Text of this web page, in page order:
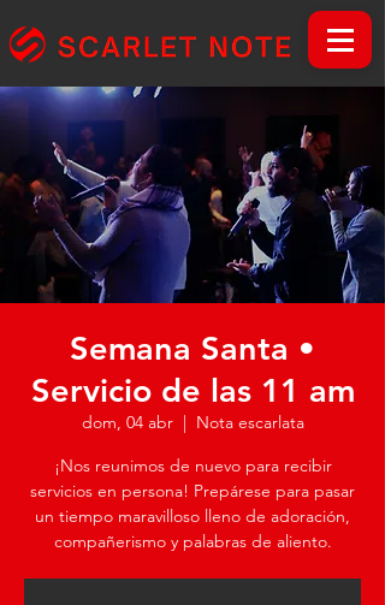
Semana Santa •
Servicio de las 11 am
dom, 04 abr
  |
Nota escarlata
¡Nos reunimos de nuevo para recibir
servicios en persona! Prepárese para pasar
un tiempo maravilloso lleno de adoración,
compañerismo y palabras de aliento.